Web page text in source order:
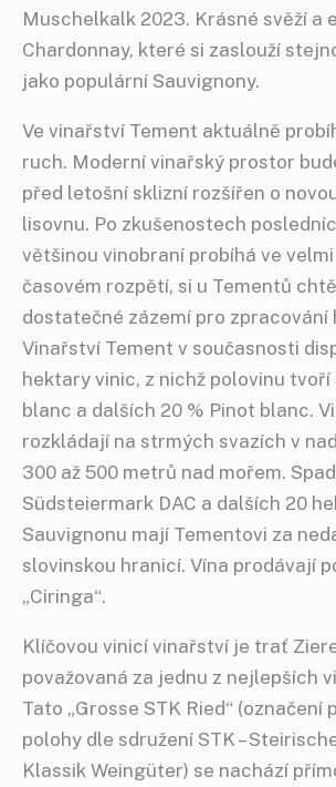
Muschelkalk 2023. Krásné svěží a
Chardonnay, které si zaslouží
jako populární Sauvignony.
Ve vinařství Tement aktuálně
ruch. Moderní vinařský prostor
před letošní sklizní rozšířen o
lisovnu. Po zkušenostech
většinou vinobraní probíhá ve
časovém rozpětí, si u Tementů
dostatečné zázemí pro zpracování
Vinařství Tement v současnosti
hektary vinic, z nichž polovinu tvoří
blanc a dalších 20 % Pinot blanc.
rozkládají na strmých svazích v
300 až 500 metrů nad mořem.
Südsteiermark DAC a dalších 20
Sauvignonu mají Tementovi za
slovinskou hranicí. Vína prodávají
„Ciringa“.
Klíčovou vinicí vinařství je trať
považovaná za jednu z nejlepších
Tato „Grosse STK Ried“ (označení
polohy dle sdružení STK –
Klassik Weingüter) se nachází